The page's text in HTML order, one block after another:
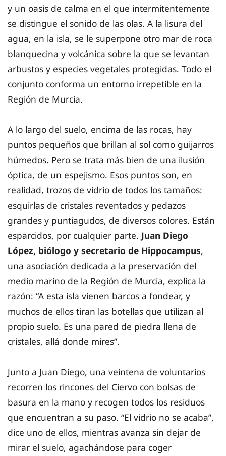
y un oasis de calma en el que intermitentemente
se distingue el sonido de las olas. A la lisura del
agua, en la isla, se le superpone otro mar de roca
blanquecina y volcánica sobre la que se levantan
arbustos y especies vegetales protegidas. Todo el
conjunto conforma un entorno irrepetible en la
Región de Murcia.
A lo largo del suelo, encima de las rocas, hay
puntos pequeños que brillan al sol como guijarros
húmedos. Pero se trata más bien de una ilusión
óptica, de un espejismo. Esos puntos son, en
realidad, trozos de vidrio de todos los tamaños:
esquirlas de cristales reventados y pedazos
grandes y puntiagudos, de diversos colores. Están
esparcidos, por cualquier parte. Juan Diego
López, biólogo y secretario de Hippocampus,
una asociación dedicada a la preservación del
medio marino de la Región de Murcia, explica la
razón: “A esta isla vienen barcos a fondear, y
muchos de ellos tiran las botellas que utilizan al
propio suelo. Es una pared de piedra llena de
cristales, allá donde mires”.
Junto a Juan Diego, una veintena de voluntarios
recorren los rincones del Ciervo con bolsas de
basura en la mano y recogen todos los residuos
que encuentran a su paso. “El vidrio no se acaba”,
dice uno de ellos, mientras avanza sin dejar de
mirar el suelo, agachándose para coger